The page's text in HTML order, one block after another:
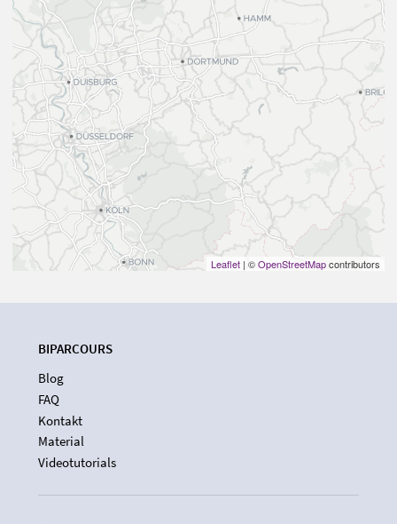
Leaflet | ©OpenStreetMapcontributors
BIPARCOURS
Blog
FAQ
Kontakt
Material
Videotutorials